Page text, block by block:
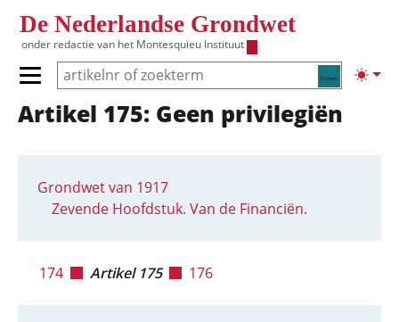
De Nederlandse Grondwet
onder redactie van het Montesquieu Instituut
Zoeken
Primair menu tonen/verbergen
Hoofdnavigatie
Artikel 175: Geen privilegiën
Grondwet van 1917
Zevende Hoofdstuk. Van de Financiën.
174 Artikel 175 176